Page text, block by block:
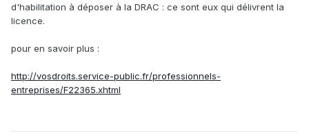
d'habilitation à déposer à la DRAC : ce sont eux qui délivrent la
licence.
pour en savoir plus :
http://vosdroits.service-public.fr/professionnels-
entreprises/F22365.xhtml